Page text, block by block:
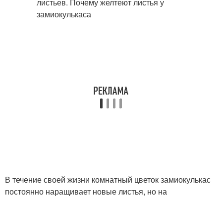
В течение своей жизни комнатный цветок замиокулькас
постоянно наращивает новые листья, но на